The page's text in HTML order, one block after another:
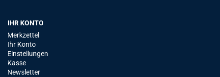
IHR KONTO
Merkzettel
Ihr Konto
Einstellungen
Kasse
Newsletter